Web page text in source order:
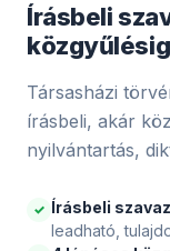
Írásbeli
közgyűlésig
Társasházi
írásbeli, akár
nyilvántartás,
✓ Írásbeli
leadható,